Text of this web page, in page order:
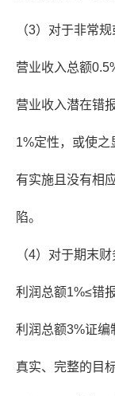
（3）对于非常
营业收入总额
营业收入潜在错
1%定性，或使之
有实施且没有相
陷。
（4）对于期末
利润总额1%≤错
利润总额3%证编
真实、完整的目标